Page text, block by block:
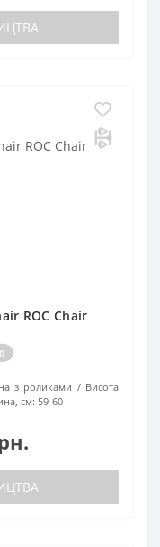
ROC Chair
0
з роликами
Висота
см: 59-60